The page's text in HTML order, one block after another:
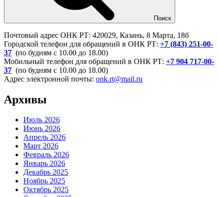
Поиск
Почтовый адрес ОНК РТ: 420029, Казань, 8 Марта, 18б
Городской телефон для обращений в ОНК РТ: +7 (843) 251-00-
37 (по будням с 10.00 до 18.00)
Мобильный телефон для обращений в ОНК РТ: +7 904 717-00-
37 (по будням с 10.00 до 18.00)
Адрес электронной почты: onk.rt@mail.ru
Архивы
Июль 2026
Июнь 2026
Апрель 2026
Март 2026
Февраль 2026
Январь 2026
Декабрь 2025
Ноябрь 2025
Октябрь 2025